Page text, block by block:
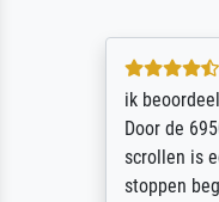
ik beoordeel
Door de
scrollen is
stoppen